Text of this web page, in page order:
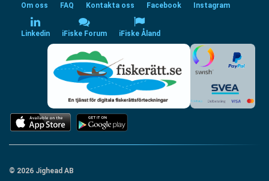
Om oss FAQ Kontakta oss Facebook Instagram
Linkedin iFiske Forum iFiske Åland
© 2026 Jighead AB